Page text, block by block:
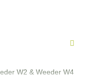
W2 & Weeder W4